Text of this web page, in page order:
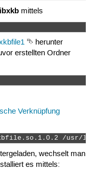
mittels
⮷ herunter
erstellten Ordner
Verknüpfung
/usr/
wechselt man
es mittels: